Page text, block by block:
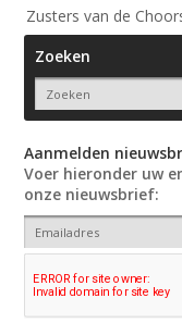
Zusters van de
Zoeken
Aanmelden
Voer hieronder uw
onze nieuwsbrief: